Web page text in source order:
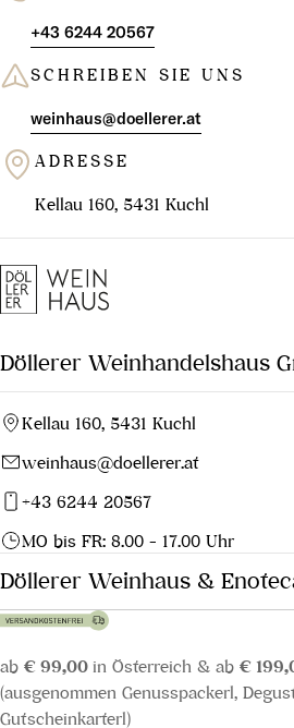
+43 6244 20567
SCHREIBEN SIE UNS
weinhaus@doellerer.at
ADRESSE
Kellau 160, 5431 Kuchl
Döllerer Weinhandelshaus
Kellau 160, 5431 Kuchl
weinhaus@doellerer.at
+43 6244 20567
MO bis FR: 8.00 - 17.00 Uhr
Döllerer Weinhaus &
ab € 99,00 in Österreich & ab €
(ausgenommen Genusspackerl,
Gutscheinkarterl)